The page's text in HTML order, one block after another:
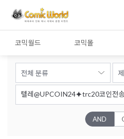
코믹월드 코믹몰
AND